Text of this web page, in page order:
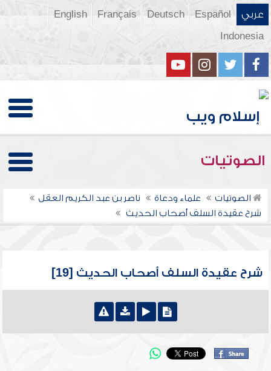
عربي Español
Deutsch
Français
English
Indonesia
الصوتيات
الصوتيات علماء ودعاة
ناصر بن عبد الكريم العقل
شرح عقيدة السلف أصحاب الحديث
شرح عقيدة السلف أصحاب الحديث [19]